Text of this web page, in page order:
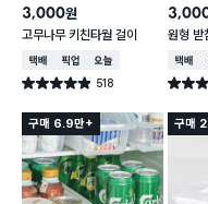
이소 3M 양면테이프(품번
해 사용 중인데 현재까지는 흔
력이 좋은 제품을 사용하는 것을
보관하고 싶거나, 바닥에 두지
싶은 분들에게 괜찮은 제품이라
3,000원
고무나무 키친타월 걸이
택배배송매장픽업오늘배송
별점 4.9점 518
건 작성
원형 받
택배배
별점 4.9
구매 6.9만+ 구매